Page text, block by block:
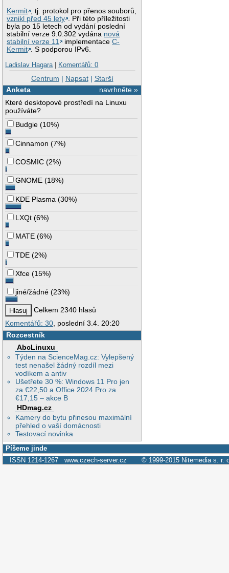
Kermit , tj. protokol pro přenos souborů,
vznikl před 45 lety . Při této příležitosti
byla po 15 letech od vydání poslední
stabilní verze 9.0.302 vydána nová
stabilní verze 11
implementaceC-
Kermit . S podporou IPv6.
Ladislav Hagara| Komentářů: 0
Centrum | Napsat| Starší
navrhněte »
Anketa
Které desktopové prostředí na Linuxu
používáte?
Budgie (10%)
Cinnamon (7%)
COSMIC (2%)
GNOME (18%)
KDE Plasma (30%)
LXQt (6%)
MATE (6%)
TDE (2%)
Xfce (15%)
jiné/žádné (23%)
Celkem 2340 hlasů
Komentářů: 30 , poslední 3.4. 20:20
Rozcestník
AbcLinuxu
Týden na ScienceMag.cz: Vylepšený
test nenašel žádný rozdíl mezi
vodíkem a antiv
Ušetřete 30 %: Windows 11 Pro jen
za €22,50 a Office 2024 Pro za
€17,15 – akce B
HDmag.cz
Kamery do bytu přinesou maximální
přehled o vaší domácnosti
Testovací novinka
Píšeme jinde
ISSN 1214-1267 www.czech-server.cz © 1999-2015 Nitemedia s. r.